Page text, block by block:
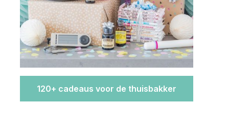
120+ cadeaus voor de thuisbakker